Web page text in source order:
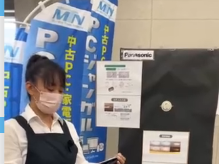
テレビ
テレビ・周辺機器
電子レンジ
炊飯器
照明器具
洗濯機
空気清浄機
美容家電
掃除機
ホットプレート
コーヒーメーカー
中古パソコン・モバイル商品
店長おすすめ
セール
中古ノートパソコン